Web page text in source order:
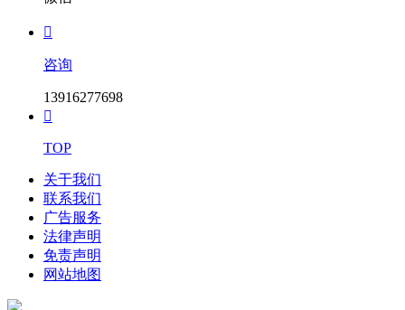

咨询
13916277698

TOP
关于我们
联系我们
广告服务
法律声明
免责声明
网站地图